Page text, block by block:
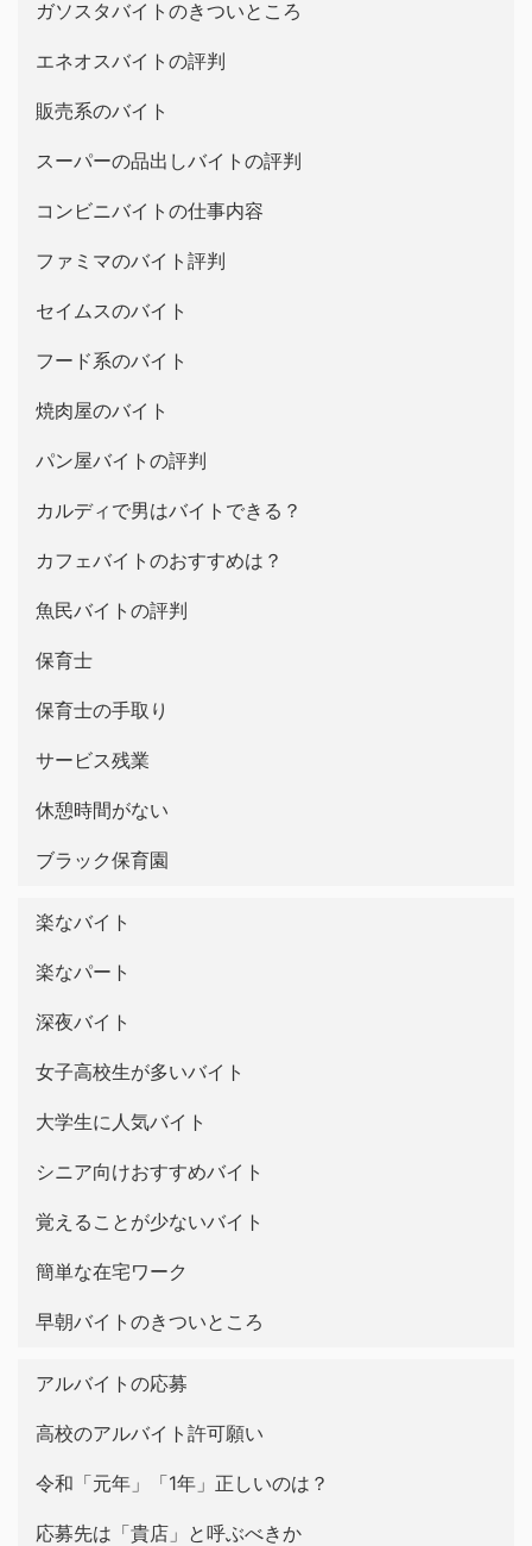
ガソスタバイトのきついところ
エネオスバイトの評判
販売系のバイト
スーパーの品出しバイトの評判
コンビニバイトの仕事内容
ファミマのバイト評判
セイムスのバイト
フード系のバイト
焼肉屋のバイト
パン屋バイトの評判
カルディで男はバイトできる？
カフェバイトのおすすめは？
魚民バイトの評判
保育士
保育士の手取り
サービス残業
休憩時間がない
ブラック保育園
楽なバイト
楽なパート
深夜バイト
女子高校生が多いバイト
大学生に人気バイト
シニア向けおすすめバイト
覚えることが少ないバイト
簡単な在宅ワーク
早朝バイトのきついところ
アルバイトの応募
高校のアルバイト許可願い
令和「元年」「1年」正しいのは？
応募先は「貴店」と呼ぶべきか